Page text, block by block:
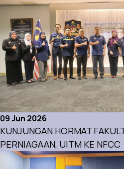
09 Jun 2026
KUNJUNGAN HORMAT
PERNIAGAAN, UITM KE NFCC